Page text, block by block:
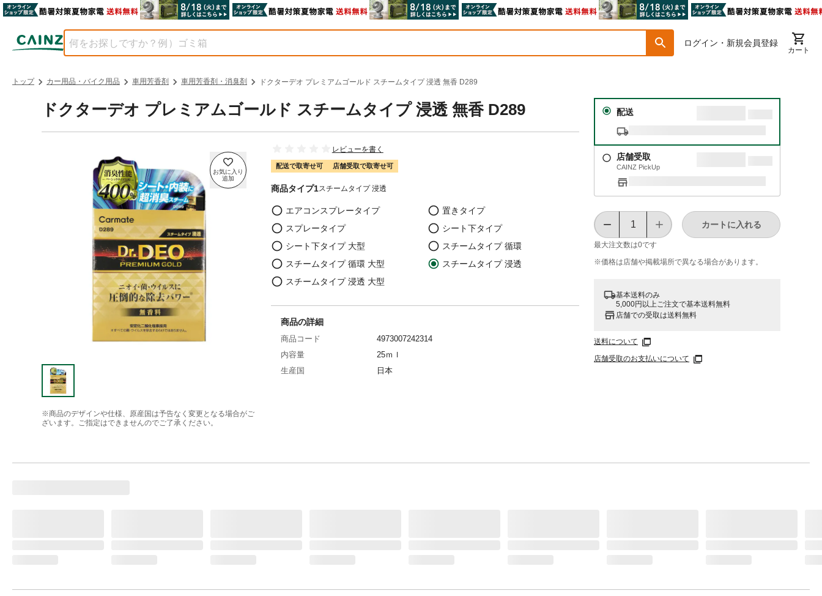
ログイン・新規会員登録
カート
トップ カー用品・バイク用品 車用芳香剤 車用芳香剤・消臭剤 ドクターデオ プレミアムゴールド スチームタイプ 浸透 無香 D289
ドクターデオ プレミアムゴールド スチームタイプ 浸透 無香 D289
※商品のデザインや仕様、原産国は予告なく変更となる場合がご
ざいます。ご指定はできませんのでご了承ください。
レビューを書く
配送で取寄せ可 店舗受取で取寄せ可
商品タイプ1スチームタイプ 浸透
エアコンスプレータイプ
置きタイプ
スプレータイプ
シート下タイプ
シート下タイプ 大型
スチームタイプ 循環
スチームタイプ 循環 大型
スチームタイプ 浸透
スチームタイプ 浸透 大型
配送
店舗受取
CAINZ PickUp
最大注文数は0です
カートに入れる
※価格は​店舗や​掲載場所で​異なる​場合が​あります。
基本送料のみ
5,000円以上ご注文で基本送料無料
店舗での受取は送料無料
送料について
店舗受取のお支払いについて
商品の詳細
商品コード
4973007242314
内容量
25ｍｌ
生産国
日本